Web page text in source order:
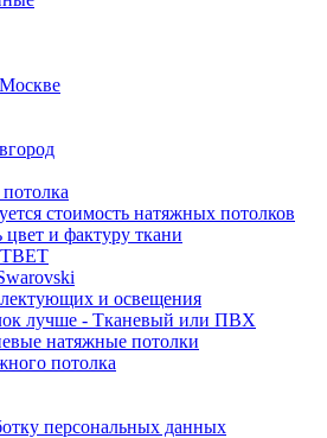
стоимость натяжных потолков
и фактуру ткани
и освещения
лучше - Тканевый или ПВХ
натяжные потолки
потолка
персональных данных